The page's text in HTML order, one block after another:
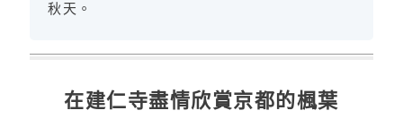
秋天。
在建仁寺盡情欣賞京都的楓葉